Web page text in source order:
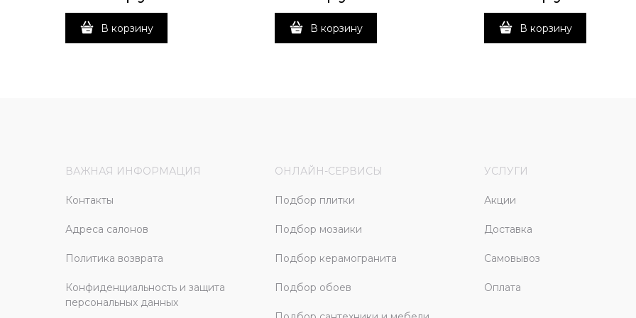
В корзину В корзину В корзину
ВАЖНАЯ ИНФОРМАЦИЯ
Контакты
Адреса салонов
Политика возврата
Конфиденциальность и защита
персональных данных
ОНЛАЙН-СЕРВИСЫ
Подбор плитки
Подбор мозаики
Подбор керамогранита
Подбор обоев
УСЛУГИ
Акции
Доставка
Самовывоз
Оплата